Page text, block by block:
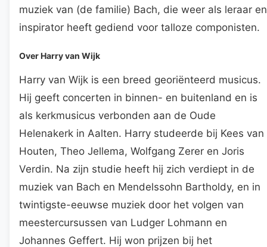
muziek van (de familie) Bach, die weer als leraar en
inspirator heeft gediend voor talloze componisten.
Over Harry van Wijk
Harry van Wijk is een breed georiënteerd musicus.
Hij geeft concerten in binnen- en buitenland en is
als kerkmusicus verbonden aan de Oude
Helenakerk in Aalten. Harry studeerde bij Kees van
Houten, Theo Jellema, Wolfgang Zerer en Joris
Verdin. Na zijn studie heeft hij zich verdiept in de
muziek van Bach en Mendelssohn Bartholdy, en in
twintigste-eeuwse muziek door het volgen van
meestercursussen van Ludger Lohmann en
Johannes Geffert. Hij won prijzen bij het